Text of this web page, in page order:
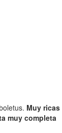
Muy ricas
muy completa